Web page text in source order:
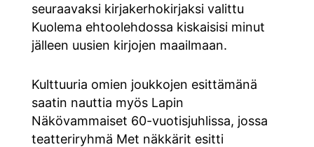
seuraavaksi kirjakerhokirjaksi valittu
Kuolema ehtoolehdossa kiskaisisi minut
jälleen uusien kirjojen maailmaan.
Kulttuuria omien joukkojen esittämänä
saatin nauttia myös Lapin
Näkövammaiset 60-vuotisjuhlissa, jossa
teatteriryhmä Met näkkärit esitti